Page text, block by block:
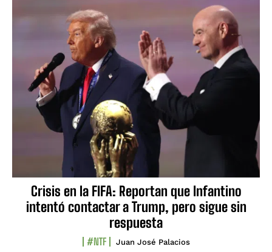
Crisis en la FIFA: Reportan que Infantino
intentó contactar a Trump, pero sigue sin
respuesta
#NTF Juan José Palacios